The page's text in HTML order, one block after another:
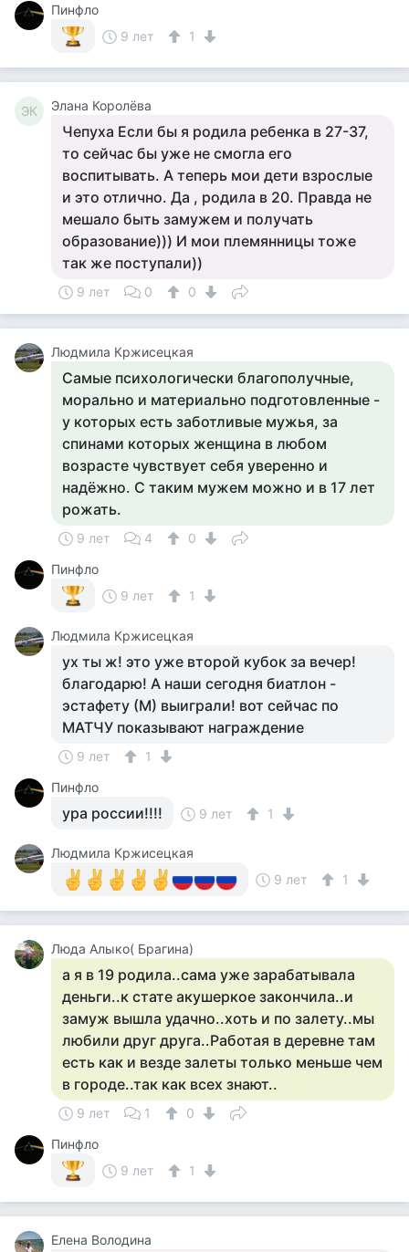
Пинфло
9 лет
1
ЭК Элана Королёва
Чепуха Если бы я родила ребенка в 27-37,
то сейчас бы уже не смогла его
воспитывать. А теперь мои дети взрослые
и это отлично. Да , родила в 20. Правда не
мешало быть замужем и получать
образование))) И мои племянницы тоже
так же поступали))
9 лет 0 0
Людмила Кржисецкая
Самые психологически благополучные,
морально и материально подготовленные -
у которых есть заботливые мужья, за
спинами которых женщина в любом
возрасте чувствует себя уверенно и
надёжно. С таким мужем можно и в 17 лет
рожать.
9 лет 4
0
Пинфло
9 лет
1
Людмила Кржисецкая
ух ты ж! это уже второй кубок за вечер!
благодарю! А наши сегодня биатлон -
эстафету (М) выиграли! вот сейчас по
МАТЧУ показывают награждение
9 лет
1
Пинфло
ура россии!!!! 9 лет 1
Людмила Кржисецкая
9 лет
1
Люда Алыко( Брагина)
а я в 19 родила..сама уже зарабатывала
деньги..к стате акушеркое закончила..и
замуж вышла удачно..хоть и по залету..мы
любили друг друга..Работая в деревне там
есть как и везде залеты только меньше чем
в городе..так как всех знают..
9 лет 1
0
Пинфло
9 лет
1
Елена Володина